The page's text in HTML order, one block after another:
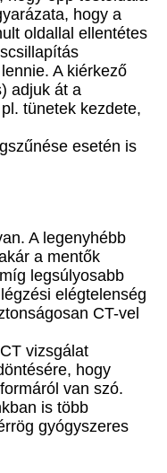
hogy a
oldallal ellentétes
A kiérkező
adjuk át a
tünetek kezdete,
esetén is
A legenyhébb
a mentők
legsúlyosabb
elégtelenség
CT-vel
vizsgálat
hogy
van szó.
is több
gyógyszeres